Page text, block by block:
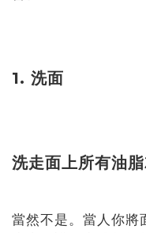
1. 洗面
洗走面上所有油
當然不是。當人你將